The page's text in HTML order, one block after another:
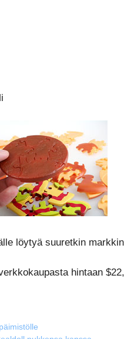
löytyä suuretkin
hintaan